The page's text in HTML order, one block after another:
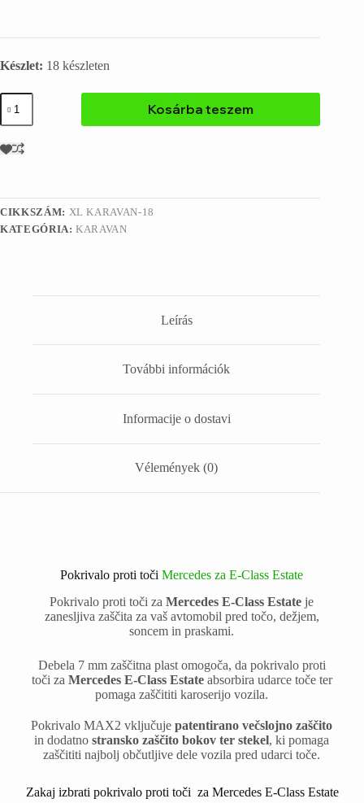
Készlet: 18 készleten
Kosárba teszem
CIKKSZÁM: XL KARAVAN-18
KATEGÓRIA:KARAVAN
Leírás
További információk
Informacije o dostavi
Vélemények (0)
Pokrivalo proti točiMercedes za E-Class Estate
Pokrivalo proti toči zaMercedes E-Class Estateje
zanesljiva zaščita za vaš avtomobil pred točo, dežjem,
soncem in praskami.
Debela 7 mm zaščitna plast omogoča, da pokrivalo proti
toči za Mercedes E-Class Estateabsorbira udarce toče ter
pomaga zaščititi karoserijo vozila.
Pokrivalo MAX2 vključujepatentirano večslojno zaščito
in dodatnostransko zaščito bokov ter stekel, ki pomaga
zaščititi najbolj občutljive dele vozila pred udarci toče.
Zakaj izbrati pokrivalo proti toči za Mercedes E-Class Estate